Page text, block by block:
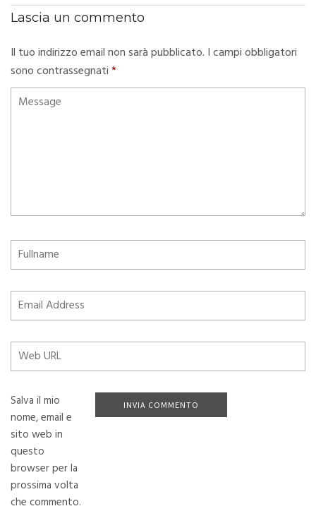
Lascia un commento
Il tuo indirizzo email non sarà pubblicato. I campi obbligatori
sono contrassegnati*
Salva il mio
nome, email e
sito web in
questo
browser per la
prossima volta
che commento.